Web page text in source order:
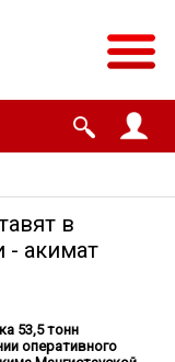
в
- акимат
53,5 тонн
оперативного